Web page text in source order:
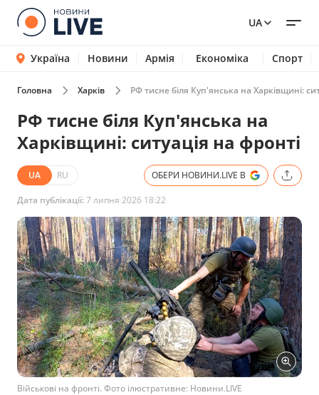
UA
Україна Новини Армія Економіка Спорт
Головна Харків РФ тисне біля Куп'янська на Харківщині:
РФ тисне біля Куп'янська на
Харківщині: ситуація на фронті
UA RU ОБЕРИ НОВИНИ.LIVE В
Дата публікації:7 липня 2026 18:22
Військові на фронті. Фото ілюстративне: Новини.LIVЕ